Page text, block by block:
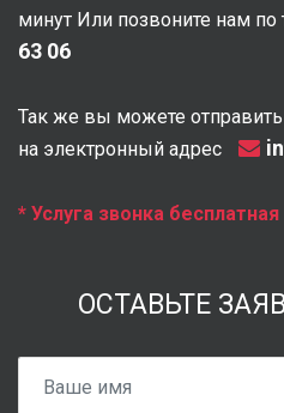
минут Или позвоните нам по
63 06
Так же вы можете
на электронный адрес
* Услуга звонка бесплатная
ОСТАВЬТЕ